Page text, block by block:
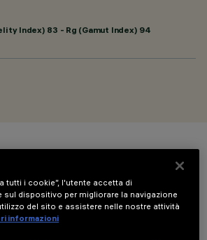
Index) 83 - Rg (Gamut Index) 94
tutti i cookie”, l'utente accetta di
sul dispositivo per migliorare la navigazione
del sito e assistere nelle nostre attività
informazioni